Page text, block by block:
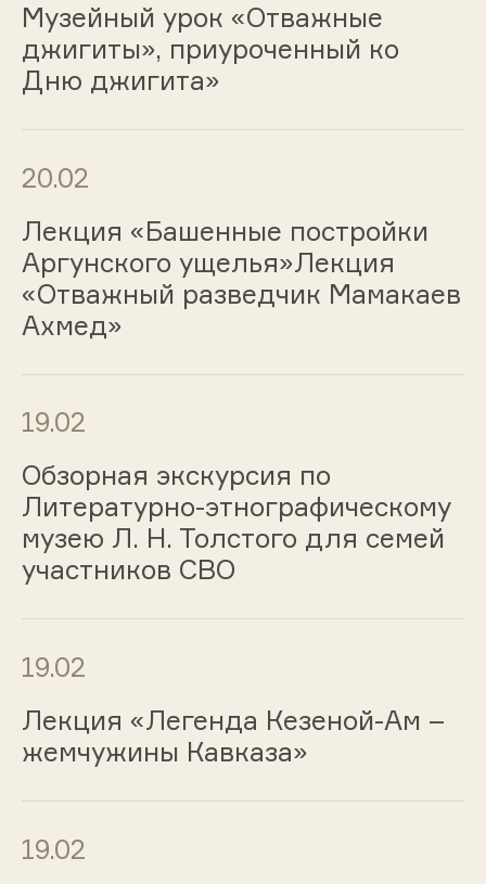
Музейный урок «Отважные
джигиты», приуроченный ко
Дню джигита»
20.02
Лекция «Башенные постройки
Аргунского ущелья»Лекция
«Отважный разведчик Мамакаев
Ахмед»
19.02
Обзорная экскурсия по
Литературно-этнографическому
музею Л. Н. Толстого для семей
участников СВО
19.02
Лекция «Легенда Кезеной-Ам –
жемчужины Кавказа»
19.02